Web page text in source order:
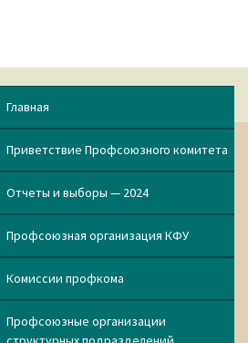
Главная
Приветствие Профсоюзного комитета
Отчеты и выборы — 2024
Профсоюзная организация КФУ
Комиссии профкома
Профсоюзные организации